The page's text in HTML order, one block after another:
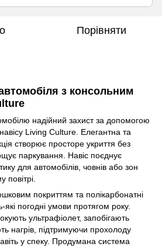
Порівняти
з консольним
надійний захист за допомогою
Living Culture. Елегантна та
створює просторе укриття без
паркування. Навіс поєднує
для автомобілів, човнів або зон
повітрі.
покриттям та полікарбонатні
погодні умови протягом року.
ультрафіолет, запобігають
нагрів, підтримуючи прохолоду
у спеку. Продумана система